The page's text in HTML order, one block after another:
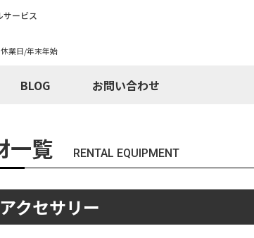
ービス
業日/年末年始
BLOG お問い合わせ
一覧 RENTAL EQUIPMENT
クセサリー